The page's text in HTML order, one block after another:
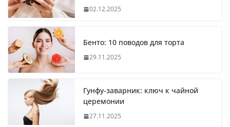
02.12.2025
Бенто: 10 поводов для торта
29.11.2025
Гунфу-заварник: ключ к чайной
церемонии
27.11.2025